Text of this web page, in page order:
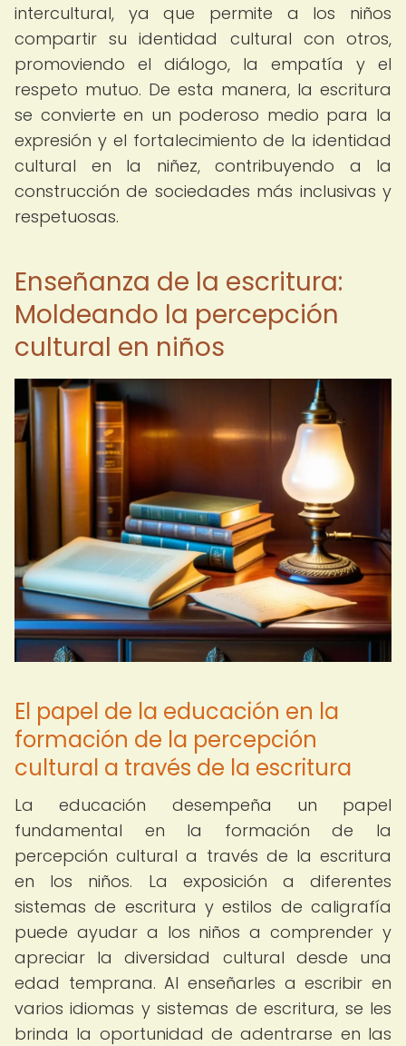
intercultural, ya que permite a los niños
compartir su identidad cultural con otros,
promoviendo el diálogo, la empatía y el
respeto mutuo. De esta manera, la escritura
se convierte en un poderoso medio para la
expresión y el fortalecimiento de la identidad
cultural en la niñez, contribuyendo a la
construcción de sociedades más inclusivas y
respetuosas.
Enseñanza de la escritura:
Moldeando la percepción
cultural en niños
El papel de la educación en la
formación de la percepción
cultural a través de la escritura
La educación desempeña un papel
fundamental en la formación de la
percepción cultural a través de la escritura
en los niños. La exposición a diferentes
sistemas de escritura y estilos de caligrafía
puede ayudar a los niños a comprender y
apreciar la diversidad cultural desde una
edad temprana. Al enseñarles a escribir en
varios idiomas y sistemas de escritura, se les
brinda la oportunidad de adentrarse en las